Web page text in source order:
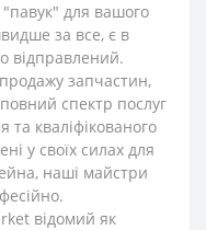
для вашого
за все, є в
відправлений.
запчастин,
спектр послуг
та кваліфікованого
у своїх силах для
наші майстри
відомий як